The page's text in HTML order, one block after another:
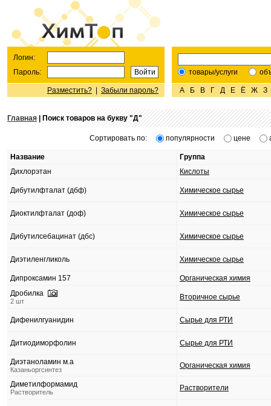
Логин:
Пароль:
Разместить? Забыли пароль?
товары/услуги
А Б В Г Д Е Ё Ж З
Главная | Поиск товаров на букву "Д"
Сортировать по: популярности цене
Название
Группа
Дихлорэтан
Кислоты
Дибутилфталат (дбф) Химическое сырье
Диоктилфталат (доф) Химическое сырье
Дибутилсебацинат (дбс) Химическое сырье
Диэтиленгликоль Химическое сырье
Дипроксамин 157
Органическая химия
Дробилка
2 шт Вторичное сырье
Дифенилгуанидин Сырье для РТИ
Дитиодиморфолин Сырье для РТИ
Диэтаноламин м.а
Казаньоргсинтез Органическая химия
Диметилформамид
Растворитель Растворители